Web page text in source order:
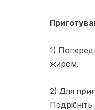
1)
жиром.
2) Для